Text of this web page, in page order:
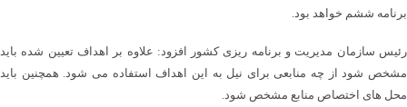
برنامه ششم خواهد بود.
رئیس سازمان مدیریت و برنامه ریزی کشور افزود: علاوه بر اهداف تعیین شده باید
مشخص شود از چه منابعی برای نیل به این اهداف استفاده می شود. همچنین باید
محل های اختصاص منابع مشخص شود.